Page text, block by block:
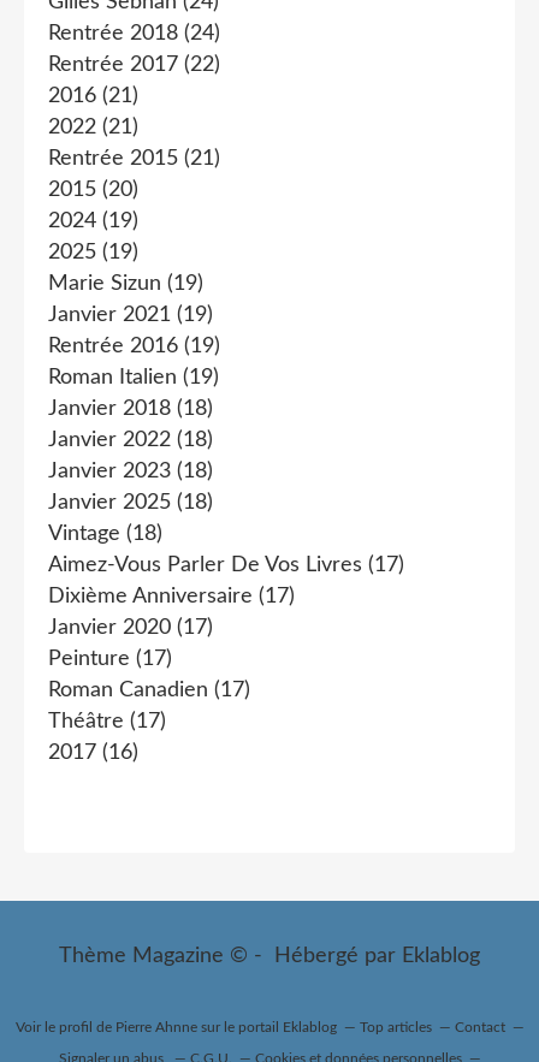
Rentrée 2018 (24)
Rentrée 2017 (22)
2016 (21)
2022 (21)
Rentrée 2015 (21)
2015 (20)
2024 (19)
2025 (19)
Marie Sizun (19)
Janvier 2021 (19)
Rentrée 2016 (19)
Roman Italien (19)
Janvier 2018 (18)
Janvier 2022 (18)
Janvier 2023 (18)
Janvier 2025 (18)
Vintage (18)
Aimez-Vous Parler De Vos Livres (17)
Dixième Anniversaire (17)
Janvier 2020 (17)
Peinture (17)
Roman Canadien (17)
Théâtre (17)
2017 (16)
Thème Magazine © - Hébergé par Eklablog
Voir le profil de Pierre Ahnnesur le portail Eklablog Top articles Contact
Signaler un abus C.G.U. Cookies et données personnelles